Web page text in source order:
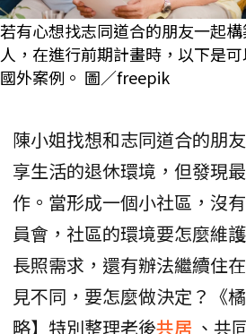
若有心想找志同道合的朋友一起
人，在進行前期計畫時，以下是
國外案例。 圖／freepik
陳小姐找想和志同道合的朋
享生活的退休環境，但發現
作。當形成一個小社區，沒
員會，社區的環境要怎麼維
長照需求，還有辦法繼續住
見不同，要怎麼做決定？《
略】特別整理老後共居 、共